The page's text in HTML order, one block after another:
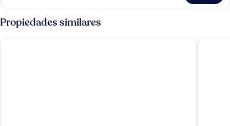
doble
superior,
Terraza
Propiedades similares
Chilamate Rainforest Eco-retreat Ara